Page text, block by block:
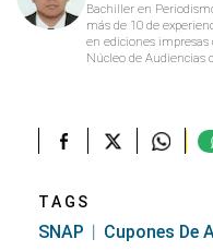
Bachiller en
más de 10 de
en ediciones
Núcleo de Audiencias
TAGS
SNAP Cupones De